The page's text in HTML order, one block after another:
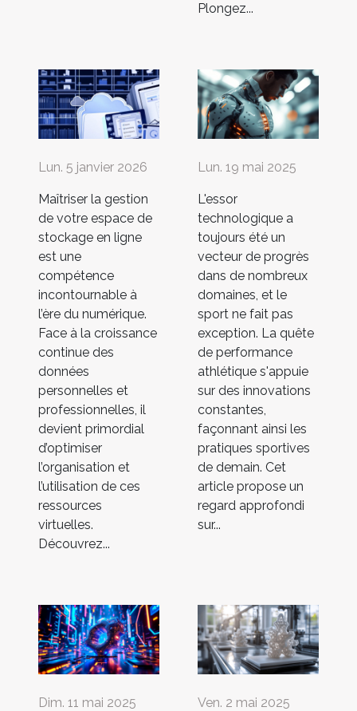
Plongez...
Lun. 5 janvier 2026
Maîtriser la gestion
de votre espace de
stockage en ligne
est une
compétence
incontournable à
l’ère du numérique.
Face à la croissance
continue des
données
personnelles et
professionnelles, il
devient primordial
d’optimiser
l’organisation et
l’utilisation de ces
ressources
virtuelles.
Découvrez...
Lun. 19 mai 2025
L'essor
technologique a
toujours été un
vecteur de progrès
dans de nombreux
domaines, et le
sport ne fait pas
exception. La quête
de performance
athlétique s'appuie
sur des innovations
constantes,
façonnant ainsi les
pratiques sportives
de demain. Cet
article propose un
regard approfondi
sur...
Dim. 11 mai 2025 Ven. 2 mai 2025